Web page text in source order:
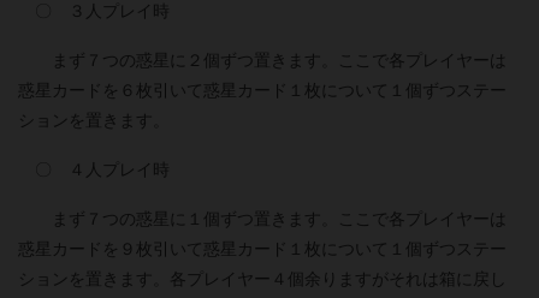
〇 ３人プレイ時
まず７つの惑星に２個ずつ置きます。ここで各プレイヤーは
惑星カードを６枚引いて惑星カード１枚について１個ずつステー
ションを置きます。
〇 ４人プレイ時
まず７つの惑星に１個ずつ置きます。ここで各プレイヤーは
惑星カードを９枚引いて惑星カード１枚について１個ずつステー
ションを置きます。各プレイヤー４個余りますがそれは箱に戻し